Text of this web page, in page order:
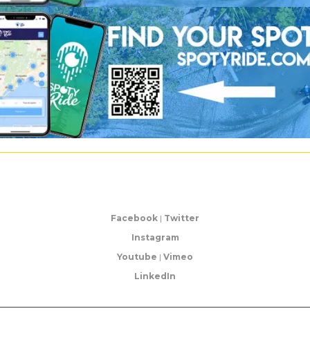
Facebook | Twitter
Instagram
Youtube | Vimeo
LinkedIn